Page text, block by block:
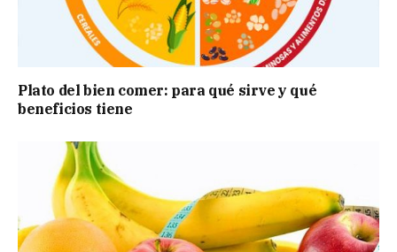
Plato del bien comer: para qué sirve y qué
beneficios tiene